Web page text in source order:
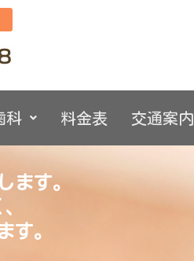
科 料金表 交通案内
ます。
す。